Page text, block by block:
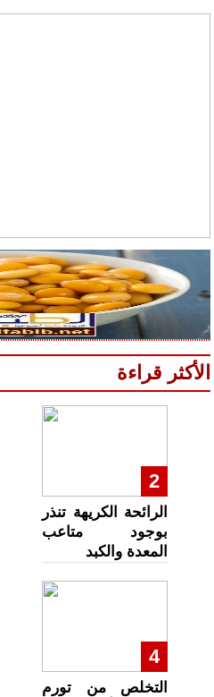
الأكثر قراءة
2
الرائحة الكريهة تنذر
بوجود متاعب
المعدة والكبد
4
التخلص من تورم